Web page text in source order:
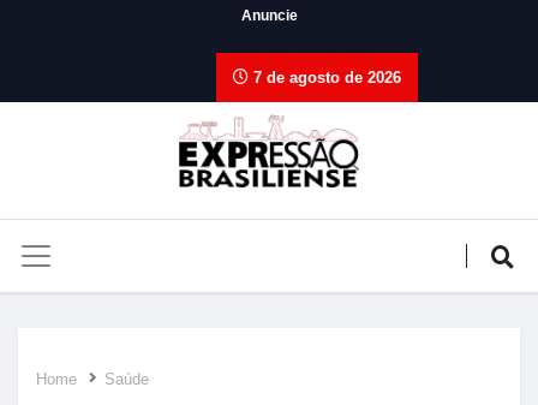
Anuncie
7 de agosto de 2026
Home Saúde